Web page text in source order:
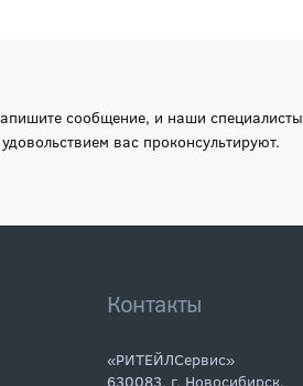
сообщение, и наши специалисты
вас проконсультируют.
Контакты
«РИТЕЙЛСервис»
630083, г. Новосибирск,